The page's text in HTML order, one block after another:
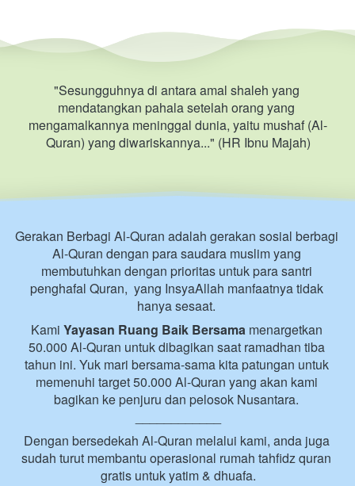
"Sesungguhnya di antara amal shaleh yang
mendatangkan pahala setelah orang yang
mengamalkannya meninggal dunia, yaitu mushaf (Al-
Quran) yang diwariskannya..." (HR Ibnu Majah)
Gerakan Berbagi Al-Quran adalah gerakan sosial berbagi
Al-Quran dengan para saudara muslim yang
membutuhkan dengan prioritas untuk para santri
penghafal Quran,  yang InsyaAllah manfaatnya tidak
hanya sesaat.
Kami Yayasan Ruang Baik Bersama menargetkan
50.000 Al-Quran untuk dibagikan saat ramadhan tiba
tahun ini. Yuk mari bersama-sama kita patungan untuk
memenuhi target 50.000 Al-Quran yang akan kami
bagikan ke penjuru dan pelosok Nusantara.
Dengan bersedekah Al-Quran melalui kami, anda juga
sudah turut membantu operasional rumah tahfidz quran
gratis untuk yatim & dhuafa.